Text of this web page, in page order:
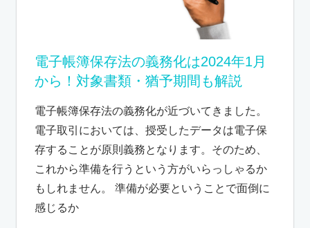
電子帳簿保存法の義務化は2024年1月
から！対象書類・猶予期間も解説
電子帳簿保存法の義務化が近づいてきました。
電子取引においては、授受したデータは電子保
存することが原則義務となります。そのため、
これから準備を行うという方がいらっしゃるか
もしれません。 準備が必要ということで面倒に
感じるか